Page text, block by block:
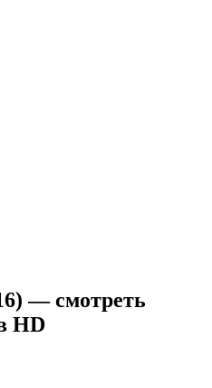
— смотреть
HD